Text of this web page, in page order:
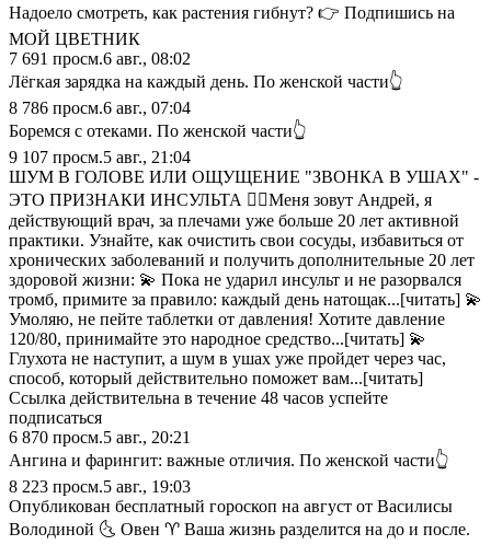
Надоело смотреть, как растения гибнут? 👉 Подпишись на
МОЙ ЦВЕТНИК
7 691 просм.6 авг., 08:02
Лёгкая зарядка на каждый день. По женской части👆
8 786 просм.6 авг., 07:04
Боремся с отеками. По женской части👆
9 107 просм.5 авг., 21:04
ШУМ В ГОЛОВЕ ИЛИ ОЩУЩЕНИЕ "ЗВОНКА В УШАХ" -
ЭТО ПРИЗНАКИ ИНСУЛЬТА 👨‍⚕Меня зовут Андрей, я
действующий врач, за плечами уже больше 20 лет активной
практики. Узнайте, как очистить свои сосуды, избавиться от
хронических заболеваний и получить дополнительные 20 лет
здоровой жизни: 💫 Пока не ударил инсульт и не разорвался
тромб, примите за правило: каждый день натощак...[читать] 💫
Умоляю, не пейте таблетки от давления! Хотите давление
120/80, принимайте это народное средство...[читать] 💫
Глухота не наступит, а шум в ушах уже пройдет через час,
способ, который действительно поможет вам...[читать]
Ссылка действительна в течение 48 часов успейте
подписаться
6 870 просм.5 авг., 20:21
Ангина и фарингит: важные отличия. По женской части👆
8 223 просм.5 авг., 19:03
Опубликован бесплатный гороскоп на август от Василисы
Володиной 🌜 Овен ♈️ Ваша жизнь разделится на до и после.